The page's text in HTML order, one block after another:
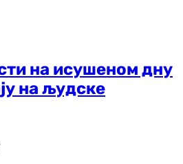
на исушеном дну
на људске